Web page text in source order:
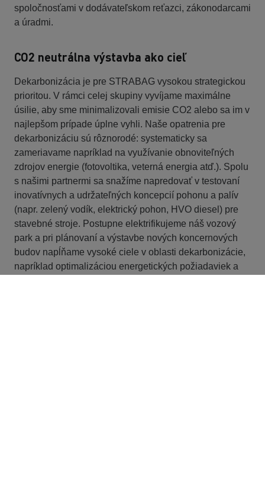
spoločnosťami v dodávateľskom reťazci, zákonodarcami
a úradmi.
CO2 neutrálna výstavba ako cieľ
Dekarbonizácia je pre STRABAG vysokou strategickou
prioritou. V rámci celej skupiny vyvíjame maximálne
úsilie, aby sme minimalizovali emisie CO2 alebo sa im v
najlepšom prípade úplne vyhli. Naše opatrenia pre
dekarbonizáciu sú rôznorodé: systematicky sa
zameriavame napríklad na využívanie obnoviteľných
zdrojov energie (fotovoltika, veterná energia atď.). Spolu
s našimi partnermi sa snažíme napredovať v testovaní
inovatívnych a udržateľných koncepcií pohonu a palív
(napr. zelený vodík, elektrický pohon, HVO diesel) pre
stavebné stroje. Postupne elektrifikujeme náš vozový
park a pri plánovaní a výstavbe nových koncernových
budov napĺňame vysoké ciele v oblasti dekarbonizácie,
napríklad optimalizáciou energetických požiadaviek a